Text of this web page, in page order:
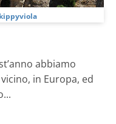
abbiamo
in Europa, ed